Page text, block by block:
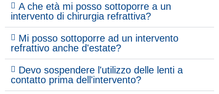
A che età mi posso sottoporre a un
intervento di chirurgia refrattiva?
Mi posso sottoporre ad un intervento
refrattivo anche d'estate?
Devo sospendere l'utilizzo delle lenti a
contatto prima dell'intervento?